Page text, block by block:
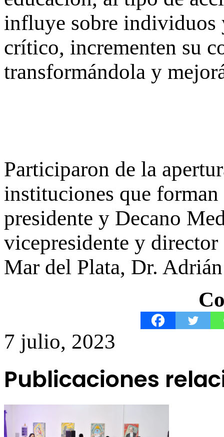
influye sobre individuos
crítico, incrementen su
transformándola y
Participaron de la
instituciones que forman
presidente y Decano
vicepresidente y
Mar del Plata, Dr.
7 julio, 2023
Publicaciones